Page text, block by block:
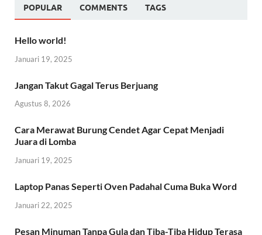
POPULAR COMMENTS TAGS
Hello world!
Januari 19, 2025
Jangan Takut Gagal Terus Berjuang
Agustus 8, 2026
Cara Merawat Burung Cendet Agar Cepat Menjadi
Juara di Lomba
Januari 19, 2025
Laptop Panas Seperti Oven Padahal Cuma Buka Word
Januari 22, 2025
Pesan Minuman Tanpa Gula dan Tiba-Tiba Hidup Terasa